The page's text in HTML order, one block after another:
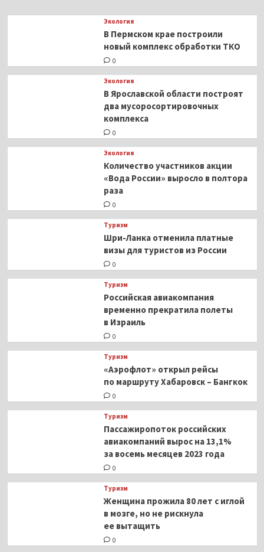
Экология
В Пермском крае построили
новый комплекс обработки ТКО
0
Экология
В Ярославской области построят
два мусоросортировочных
комплекса
0
Экология
Количество участников акции
«Вода России» выросло в полтора
раза
0
Туризм
Шри-Ланка отменила платные
визы для туристов из России
0
Туризм
Российская авиакомпания
временно прекратила полеты
в Израиль
0
Туризм
«Аэрофлот» открыл рейсы
по маршруту Хабаровск – Бангкок
0
Туризм
Пассажиропоток российских
авиакомпаний вырос на 13,1%
за восемь месяцев 2023 года
0
Туризм
Женщина прожила 80 лет с иглой
в мозге, но не рискнула
ее вытащить
0